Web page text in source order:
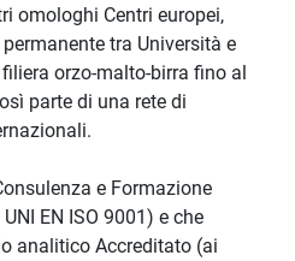
omologhi Centri europei,
tra Università e
orzo-malto-birra fino al
parte di una rete di
e Formazione
EN ISO 9001) e che
analitico Accreditato (ai